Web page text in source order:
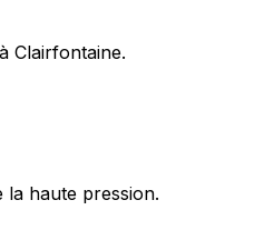
Clairfontaine.
haute pression.